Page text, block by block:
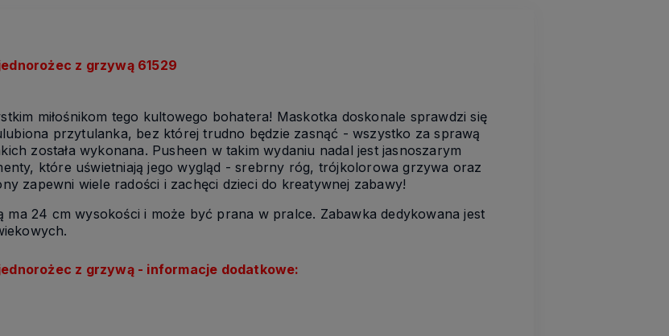
z grzywą 61529
miłośnikom tego kultowego bohatera! Maskotka doskonale sprawdzi się
przytulanka, bez której trudno będzie zasnąć - wszystko za sprawą
została wykonana. Pusheen w takim wydaniu nadal jest jasnoszarym
które uświetniają jego wygląd - srebrny róg, trójkolorowa grzywa oraz
zapewni wiele radości i zachęci dzieci do kreatywnej zabawy!
24 cm wysokości i może być prana w pralce. Zabawka dedykowana jest
z grzywą - informacje dodatkowe: